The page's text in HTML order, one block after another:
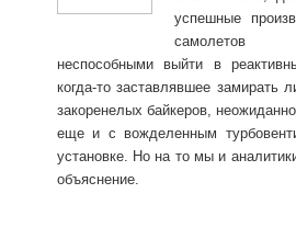
успешные
самолетов
неспособными выйти в
когда-то заставлявшее замирать
закоренелых байкеров,
еще и с вожделенным
установке. Но на то мы и
объяснение.